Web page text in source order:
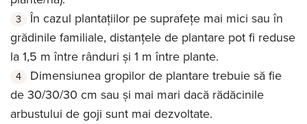
În cazul plantațiilor pe suprafețe mai mici sau în
grădinile familiale, distanțele de plantare pot fi reduse
la 1,5 m între rânduri și 1 m între plante.
Dimensiunea gropilor de plantare trebuie să fie
de 30/30/30 cm sau și mai mari dacă rădăcinile
arbustului de goji sunt mai dezvoltate.